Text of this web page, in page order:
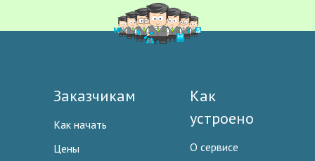
Заказчикам
Как начать
Цены
Как
устроено
О сервисе